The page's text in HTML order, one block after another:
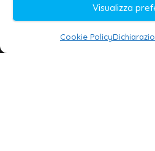
Visualizza
Cookie Policy
Editore e direttore
Daniele G.